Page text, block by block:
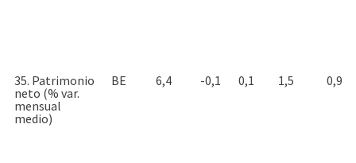
35. Patrimonio
neto (% var.
mensual
medio)
BE 6,4 -0,1 0,1 1,5 0,9